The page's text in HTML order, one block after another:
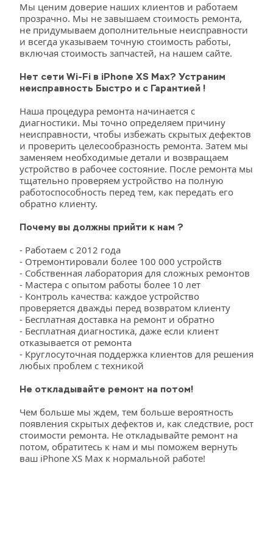
Мы ценим доверие наших клиентов и работаем
прозрачно. Мы не завышаем стоимость ремонта,
не придумываем дополнительные неисправности
и всегда указываем точную стоимость работы,
включая стоимость запчастей, на нашем сайте.
Нет сети Wi-Fi в iPhone XS Max? Устраним
неисправность Быстро и с Гарантией !
Наша процедура ремонта начинается с
диагностики. Мы точно определяем причину
неисправности, чтобы избежать скрытых дефектов
и проверить целесообразность ремонта. Затем мы
заменяем необходимые детали и возвращаем
устройство в рабочее состояние. После ремонта мы
тщательно проверяем устройство на полную
работоспособность перед тем, как передать его
обратно клиенту.
Почему вы должны прийти к нам ?
- Работаем с 2012 года
- Отремонтировали более 100 000 устройств
- Собственная лаборатория для сложных ремонтов
- Мастера с опытом работы более 10 лет
- Контроль качества: каждое устройство
проверяется дважды перед возвратом клиенту
- Бесплатная доставка на ремонт и обратно
- Бесплатная диагностика, даже если клиент
отказывается от ремонта
- Круглосуточная поддержка клиентов для решения
любых проблем с техникой
Не откладывайте ремонт на потом!
Чем больше мы ждем, тем больше вероятность
появления скрытых дефектов и, как следствие, рост
стоимости ремонта. Не откладывайте ремонт на
потом, обратитесь к нам и мы поможем вернуть
ваш iPhone XS Max к нормальной работе!